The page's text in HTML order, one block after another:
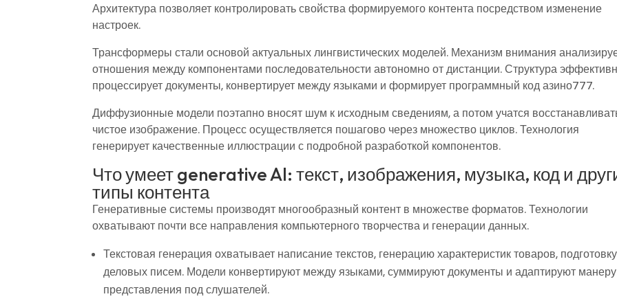
Архитектура позволяет контролировать свойства формируемого контента посредством изменение
настроек.
Трансформеры стали основой актуальных лингвистических моделей. Механизм внимания
отношения между компонентами последовательности автономно от дистанции. Структура
процессирует документы, конвертирует между языками и формирует программный код азино777.
Диффузионные модели поэтапно вносят шум к исходным сведениям, а потом учатся
чистое изображение. Процесс осуществляется пошагово через множество циклов. Технология
генерирует качественные иллюстрации с подробной разработкой компонентов.
Что умеет generative AI: текст, изображения, музыка, код и
типы контента
Генеративные системы производят многообразный контент в множестве форматов. Технологии
охватывают почти все направления компьютерного творчества и генерации данных.
Текстовая генерация охватывает написание текстов, генерацию характеристик товаров, подготовку
деловых писем. Модели конвертируют между языками, суммируют документы и адаптируют манеру
представления под слушателей.